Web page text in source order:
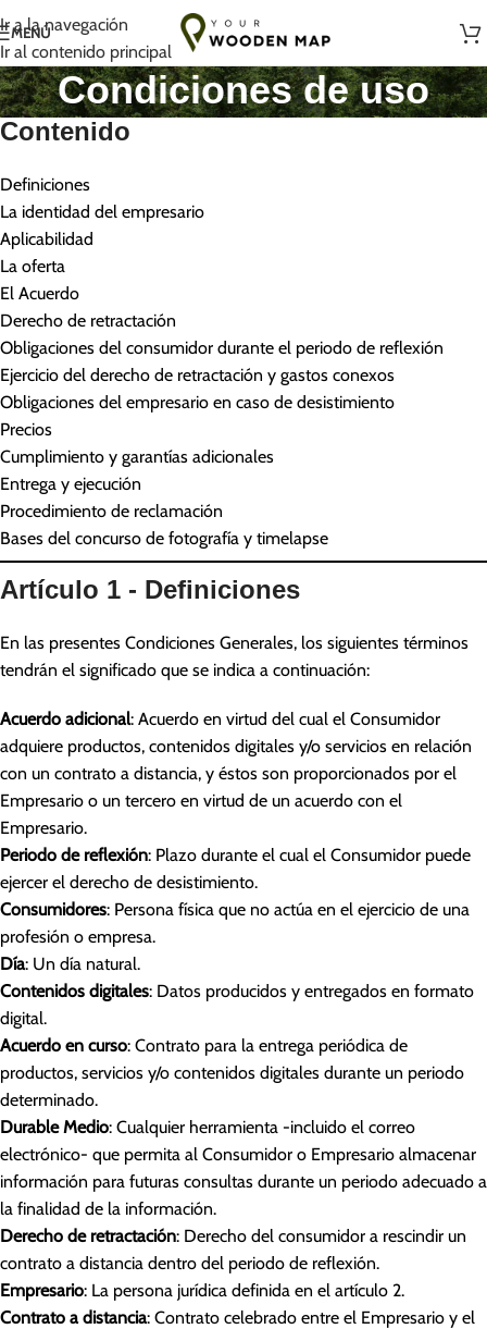
Ir a la navegación
Ir al contenido principal
Hecho a mano con amor en Lituania
MENÚ
Condiciones de uso
Contenido
Definiciones
La identidad del empresario
Aplicabilidad
La oferta
El Acuerdo
Derecho de retractación
Obligaciones del consumidor durante el periodo de reflexión
Ejercicio del derecho de retractación y gastos conexos
Obligaciones del empresario en caso de desistimiento
Precios
Cumplimiento y garantías adicionales
Entrega y ejecución
Procedimiento de reclamación
Bases del concurso de fotografía y timelapse
Artículo 1 - Definiciones
En las presentes Condiciones Generales, los siguientes términos
tendrán el significado que se indica a continuación:
Acuerdo adicional: Acuerdo en virtud del cual el Consumidor
adquiere productos, contenidos digitales y/o servicios en relación
con un contrato a distancia, y éstos son proporcionados por el
Empresario o un tercero en virtud de un acuerdo con el
Empresario.
Periodo de reflexión: Plazo durante el cual el Consumidor puede
ejercer el derecho de desistimiento.
Consumidores: Persona física que no actúa en el ejercicio de una
profesión o empresa.
Día: Un día natural.
Contenidos digitales: Datos producidos y entregados en formato
digital.
Acuerdo en curso: Contrato para la entrega periódica de
productos, servicios y/o contenidos digitales durante un periodo
determinado.
Durable Medio: Cualquier herramienta -incluido el correo
electrónico- que permita al Consumidor o Empresario almacenar
información para futuras consultas durante un periodo adecuado a
la finalidad de la información.
Derecho de retractación: Derecho del consumidor a rescindir un
contrato a distancia dentro del periodo de reflexión.
Empresario: La persona jurídica definida en el artículo 2.
Contrato a distancia: Contrato celebrado entre el Empresario y el